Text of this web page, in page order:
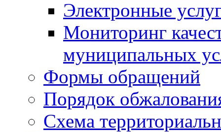
Электронные
Мониторинг
муниципальных
Формы обращений
Порядок
Схема